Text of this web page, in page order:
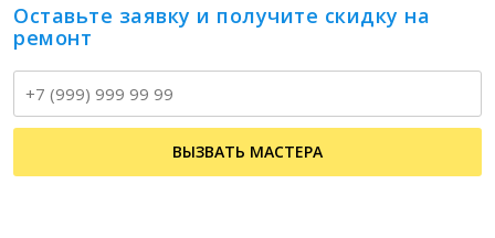
Оставьте заявку и получите скидку на
ремонт
ВЫЗВАТЬ МАСТЕРА